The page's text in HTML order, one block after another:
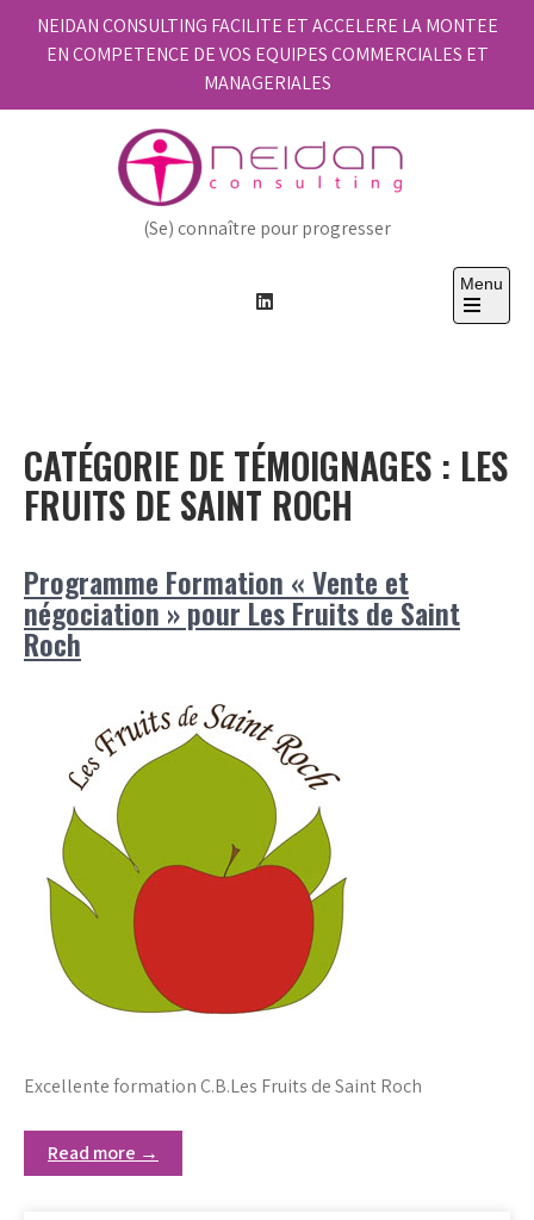
NEIDAN CONSULTING FACILITE ET ACCELERE LA MONTEE
EN COMPETENCE DE VOS EQUIPES COMMERCIALES ET
MANAGERIALES
(Se) connaître pour progresser
Menu
Open
CATÉGORIE DE TÉMOIGNAGES : LES
FRUITS DE SAINT ROCH
Programme Formation « Vente et
négociation » pour Les Fruits de Saint
Roch
Excellente formation C.B.Les Fruits de Saint Roch
Read more →